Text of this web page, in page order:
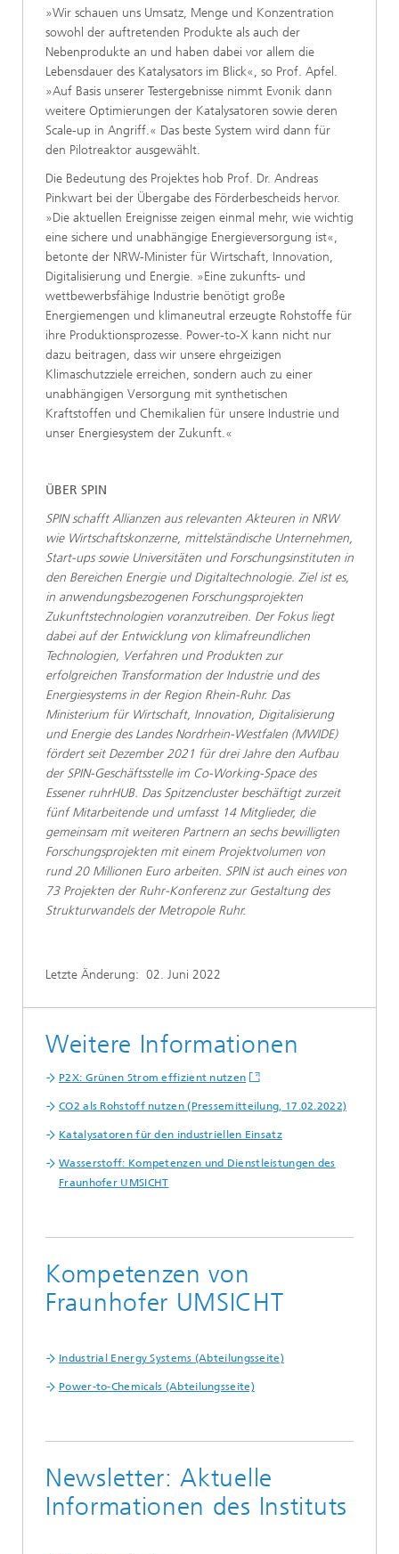
»Wir schauen uns Umsatz, Menge und Konzentration
sowohl der auftretenden Produkte als auch der
Nebenprodukte an und haben dabei vor allem die
Lebensdauer des Katalysators im Blick«, so Prof. Apfel.
»Auf Basis unserer Testergebnisse nimmt Evonik dann
weitere Optimierungen der Katalysatoren sowie deren
Scale-up in Angriff.« Das beste System wird dann für
den Pilotreaktor ausgewählt.
Die Bedeutung des Projektes hob Prof. Dr. Andreas
Pinkwart bei der Übergabe des Förderbescheids hervor.
»Die aktuellen Ereignisse zeigen einmal mehr, wie wichtig
eine sichere und unabhängige Energieversorgung ist«,
betonte der NRW-Minister für Wirtschaft, Innovation,
Digitalisierung und Energie. »Eine zukunfts- und
wettbewerbsfähige Industrie benötigt große
Energiemengen und klimaneutral erzeugte Rohstoffe für
ihre Produktionsprozesse. Power-to-X kann nicht nur
dazu beitragen, dass wir unsere ehrgeizigen
Klimaschutzziele erreichen, sondern auch zu einer
unabhängigen Versorgung mit synthetischen
Kraftstoffen und Chemikalien für unsere Industrie und
unser Energiesystem der Zukunft.«
ÜBER SPIN
SPIN schafft Allianzen aus relevanten Akteuren in NRW
wie Wirtschaftskonzerne, mittelständische Unternehmen,
Start-ups sowie Universitäten und Forschungsinstituten in
den Bereichen Energie und Digitaltechnologie. Ziel ist es,
in anwendungsbezogenen Forschungsprojekten
Zukunftstechnologien voranzutreiben. Der Fokus liegt
dabei auf der Entwicklung von klimafreundlichen
Technologien, Verfahren und Produkten zur
erfolgreichen Transformation der Industrie und des
Energiesystems in der Region Rhein-Ruhr. Das
Ministerium für Wirtschaft, Innovation, Digitalisierung
und Energie des Landes Nordrhein-Westfalen (MWIDE)
fördert seit Dezember 2021 für drei Jahre den Aufbau
der SPIN-Geschäftsstelle im Co-Working-Space des
Essener ruhrHUB. Das Spitzencluster beschäftigt zurzeit
fünf Mitarbeitende und umfasst 14 Mitglieder, die
gemeinsam mit weiteren Partnern an sechs bewilligten
Forschungsprojekten mit einem Projektvolumen von
rund 20 Millionen Euro arbeiten. SPIN ist auch eines von
73 Projekten der Ruhr-Konferenz zur Gestaltung des
Strukturwandels der Metropole Ruhr.
Letzte Änderung: 02. Juni 2022
Weitere Informationen
P2X: Grünen Strom effizient nutzen
CO2 als Rohstoff nutzen (Pressemitteilung, 17.02.2022)
Katalysatoren für den industriellen Einsatz
Wasserstoff: Kompetenzen und Dienstleistungen des
Fraunhofer UMSICHT
Kompetenzen von
Fraunhofer UMSICHT
Industrial Energy Systems (Abteilungsseite)
Power-to-Chemicals (Abteilungsseite)
Newsletter: Aktuelle
Informationen des Instituts